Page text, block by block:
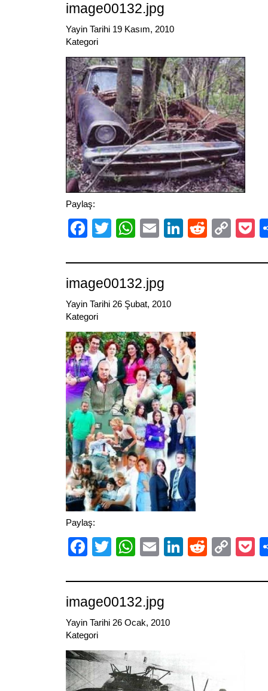
image00132.jpg
Yayin Tarihi 19 Kasım, 2010
Kategori
Paylaş:
Facebook
TwitterWhatsApp
EmailLinkedIn
Reddit
image00132.jpg
Yayin Tarihi 26 Şubat, 2010
Kategori
Paylaş:
Facebook
TwitterWhatsApp
EmailLinkedIn
Reddit
image00132.jpg
Yayin Tarihi 26 Ocak, 2010
Kategori